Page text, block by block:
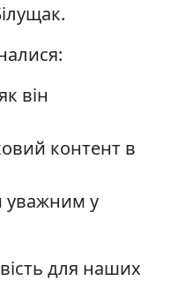
він
контент в
уважним у
для наших